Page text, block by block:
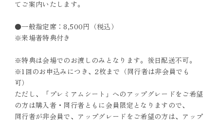
てご案内いたします。
●一般指定席：8,500円（税込）
※来場者特典付き
※特典は会場でのお渡しのみとなります。後日配送不可。
※1回のお申込みにつき、2枚まで（同行者は非会員でも
可）
ただし、「プレミアムシート」へのアップグレードをご希望
の方は購入者・同行者ともに会員限定となりますので、
同行者が非会員で、アップグレードをご希望の方は、アップ